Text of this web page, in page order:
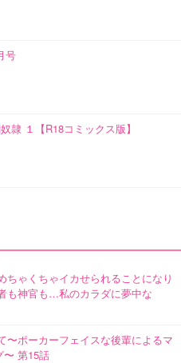
号
隷 １【R18コミックス版】
ちゃくちゃイカせられることになり
も神官も…私のカラダに夢中な
〜ポーカーフェイスな後輩によるマ
〜 第15話